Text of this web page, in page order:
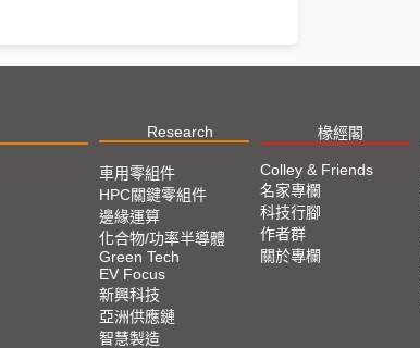
Research 椽經閣
車用零組件
HPC關鍵零組件
邊緣運算
化合物/功率半導體
Green Tech
EV Focus
新興科技
亞洲供應鏈
智慧製造
Colley & Friends
名家專欄
科技行腳
作者群
關於專欄